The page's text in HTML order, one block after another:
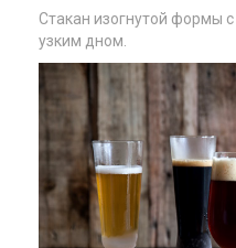
Стакан изогнутой формы
узким дном.